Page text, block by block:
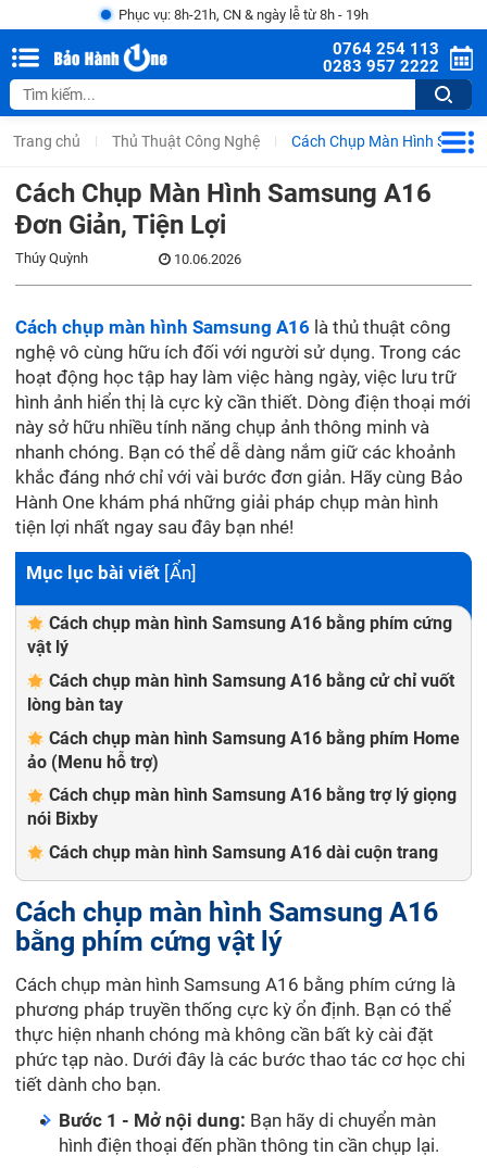
Phục vụ: 8h-21h, CN & ngày lễ từ 8h - 19h
0764 254 113
0283 957 2222
Trang chủ Thủ Thuật Công Nghệ Cách Chụp Màn Hình
Cách Chụp Màn Hình Samsung A16
Đơn Giản, Tiện Lợi
Thúy Quỳnh 10.06.2026
Cách chụp màn hình Samsung A16 là thủ thuật công
nghệ vô cùng hữu ích đối với người sử dụng. Trong các
hoạt động học tập hay làm việc hàng ngày, việc lưu trữ
hình ảnh hiển thị là cực kỳ cần thiết. Dòng điện thoại mới
này sở hữu nhiều tính năng chụp ảnh thông minh và
nhanh chóng. Bạn có thể dễ dàng nắm giữ các khoảnh
khắc đáng nhớ chỉ với vài bước đơn giản. Hãy cùng Bảo
Hành One khám phá những giải pháp chụp màn hình
tiện lợi nhất ngay sau đây bạn nhé!
Mục lục bài viết [Ẩn]
Cách chụp màn hình Samsung A16 bằng phím cứng
vật lý
Cách chụp màn hình Samsung A16 bằng cử chỉ vuốt
lòng bàn tay
Cách chụp màn hình Samsung A16 bằng phím Home
ảo (Menu hỗ trợ)
Cách chụp màn hình Samsung A16 bằng trợ lý giọng
nói Bixby
Cách chụp màn hình Samsung A16 dài cuộn trang
Cách chụp màn hình Samsung A16
bằng phím cứng vật lý
Cách chụp màn hình Samsung A16 bằng phím cứng là
phương pháp truyền thống cực kỳ ổn định. Bạn có thể
thực hiện nhanh chóng mà không cần bất kỳ cài đặt
phức tạp nào. Dưới đây là các bước thao tác cơ học chi
tiết dành cho bạn.
Bước 1 - Mở nội dung: Bạn hãy di chuyển màn
hình điện thoại đến phần thông tin cần chụp lại.